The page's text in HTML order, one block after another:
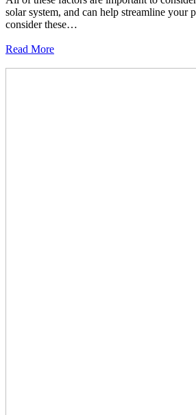
solar system, and can help streamline your
consider these…
Read More